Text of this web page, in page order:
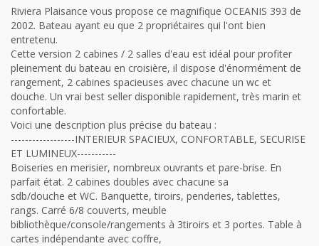
Riviera Plaisance vous propose ce magnifique OCEANIS 393 de
2002. Bateau ayant eu que 2 propriétaires qui l'ont bien
entretenu.
Cette version 2 cabines / 2 salles d'eau est idéal pour profiter
pleinement du bateau en croisière, il dispose d'énormément de
rangement, 2 cabines spacieuses avec chacune un wc et
douche. Un vrai best seller disponible rapidement, très marin et
confortable.
Voici une description plus précise du bateau :
------------------INTERIEUR SPACIEUX, CONFORTABLE, SECURISE
ET LUMINEUX-----------
Boiseries en merisier, nombreux ouvrants et pare-brise. En
parfait état. 2 cabines doubles avec chacune sa
sdb/douche et WC. Banquette, tiroirs, penderies, tablettes,
rangs. Carré 6/8 couverts, meuble
bibliothèque/console/rangements à 3tiroirs et 3 portes. Table à
cartes indépendante avec coffre,